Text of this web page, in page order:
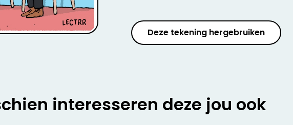
Deze tekening hergebruiken
interesseren deze jou ook